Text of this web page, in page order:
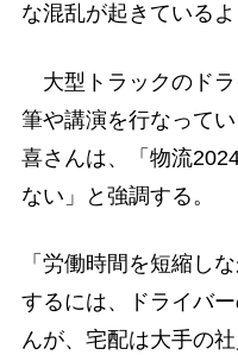
な混乱が起きているよ
大型トラックのド
筆や講演を行なって
喜さんは、「物流
ない」と強調する。
「労働時間を短縮し
するには、ドライバ
んが、宅配は大手の